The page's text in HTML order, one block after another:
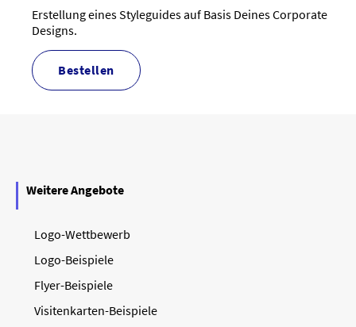
Erstellung eines Styleguides auf Basis Deines Corporate
Designs.
bestellen
Weitere Angebote
Logo-Wettbewerb
Logo-Beispiele
Flyer-Beispiele
Visitenkarten-Beispiele